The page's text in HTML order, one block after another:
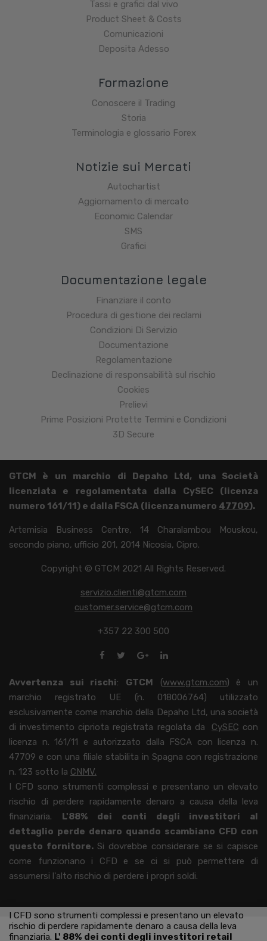
Tassi e grafici dal vivo
Product Sheet & Costs
Comunicazioni
Deposita Adesso
Formazione
Conoscere il Trading
Storia
Terminologia e glossario Forex
Notizie sui Mercati
Autochartist
Aggiornamento di mercato
Economic Calendar
SMS
Grafici
Documentazione legale
Finanziare il conto
Procedura di gestione dei reclami
Condizioni Di Servizio
Documentazione
Regolamentazione
Declinazione di responsabilità sul rischio
Cookies
Prelievi
Prime Posizioni Protette Termini e Condizioni
3D Secure
GTCM è un marchio di Depaho Ltd, una Società
licenziata e regolamentata dalla CySEC (licenza
numero 161/11) e dalla FSCA (licenza numero 47709).
Artemisia Business Centre, 14 Charalambou Mouskou,
secondo piano, ufficio 201, 2014 Nicosia, Cipro.
Copyright © GTCM 2021 All Rights Reserved.
servizio.clienti@gtcm.com
customer.service@gtcm.com
+357 22 300 500
Avvertenza sui rischi: GTCM (www.gtcm.com) è un
marchio registrato UE (n. 018006764) utilizzato
esclusivamente come marchio della Depaho Ltd, una società
di investimento cipriota registrata regolata da
CySEC con
licenza n. 161/11 e autorizzato dalla FSCA con licenza n.
47709 e con una filiale stabilita in Spagna con registrazione
n. 123 sotto la CNMV.
I CFD sono strumenti complessi e presentano un elevato
rischio di perdere rapidamente denaro a causa della leva
finanziaria. L'88% dei conti degli investitori al
dettaglio perde denaro quando scambiano CFD con
questo fornitore.Si dovrebbe considerare se si capisce
come funzionano i CFD e se ci si può permettere di
assumersi l'alto rischio di perdere i propri soldi.
I CFD sono strumenti complessi e presentano un elevato
rischio di perdere rapidamente denaro a causa della leva
finanziaria. L' 88% dei conti degli investitori retail